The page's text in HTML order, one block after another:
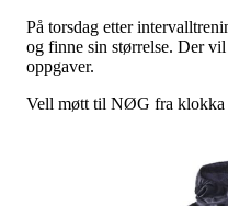
På torsdag etter
og finne sin størrelse. Der
oppgaver.
Vell møtt til NØG fra klokka